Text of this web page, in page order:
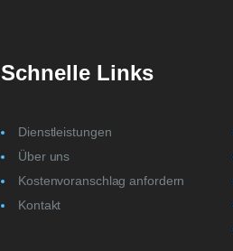
Schnelle Links
Dienstleistungen
Über uns
Kostenvoranschlag anfordern
Kontakt